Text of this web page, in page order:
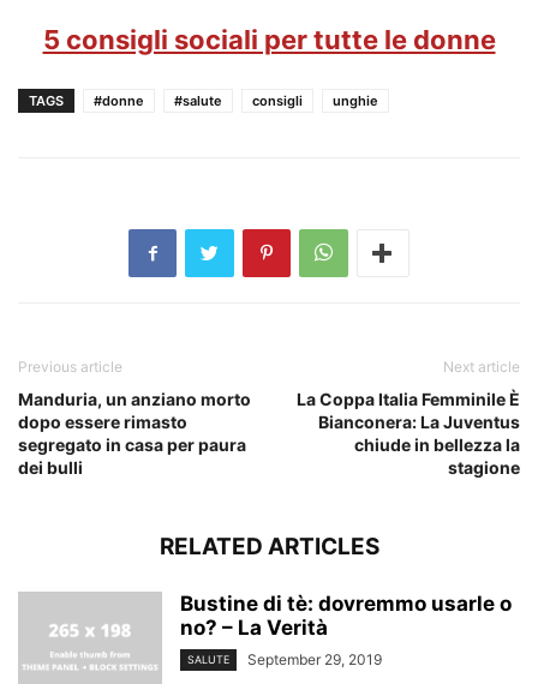
5 consigli sociali per tutte le donne
TAGS #donne #salute consigli unghie
Previous article
Manduria, un anziano morto
dopo essere rimasto
segregato in casa per paura
dei bulli
Next article
La Coppa Italia Femminile È
Bianconera: La Juventus
chiude in bellezza la
stagione
RELATED ARTICLES
Bustine di tè: dovremmo usarle o
no? – La Verità
SALUTE September 29, 2019